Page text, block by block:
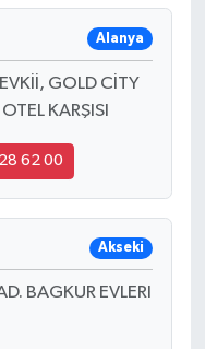
Alanya
GOLD CİTY
KARŞISI
62 00
Akseki
BAGKUR EVLERI